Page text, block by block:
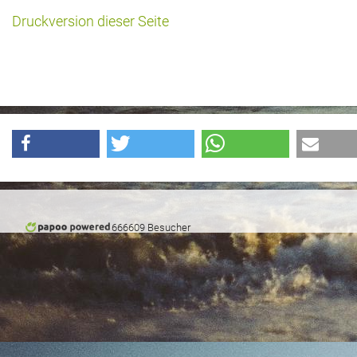
Images : ep Bildergalerien
Peter's "on-the-road" Tipps
Sprüche
Ganz speziell
Druckversion dieser Seite
666609 Besucher